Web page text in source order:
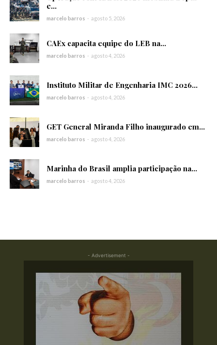
e...
marcelo barros - agosto 5, 2026
CAEx capacita equipe do LEB na...
marcelo barros - agosto 4, 2026
Instituto Militar de Engenharia IMC 2026...
marcelo barros - agosto 4, 2026
GET General Miranda Filho inaugurado em...
marcelo barros - agosto 4, 2026
Marinha do Brasil amplia participação na...
marcelo barros - agosto 4, 2026
- Advertisement -